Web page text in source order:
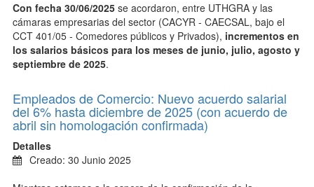
Con fecha 30/06/2025 se acordaron, entre UTHGRA y las
cámaras empresarias del sector (CACYR - CAECSAL, bajo el
CCT 401/05 - Comedores públicos y Privados), incrementos en
los salarios básicos para los meses de junio, julio, agosto y
septiembre de 2025.
Empleados de Comercio: Nuevo acuerdo salarial
del 6% hasta diciembre de 2025 (con acuerdo de
abril sin homologación confirmada)
Detalles
Creado: 30 Junio 2025